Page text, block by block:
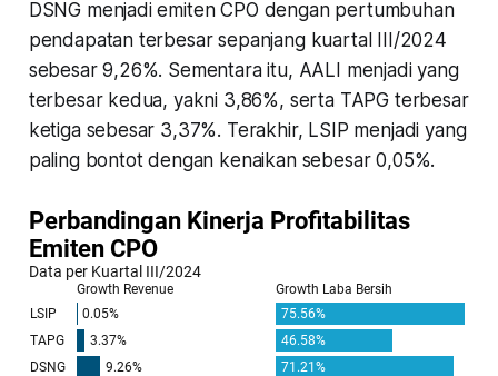
DSNG menjadi emiten CPO dengan pertumbuhan
pendapatan terbesar sepanjang kuartal III/2024
sebesar 9,26%. Sementara itu, AALI menjadi yang
terbesar kedua, yakni 3,86%, serta TAPG terbesar
ketiga sebesar 3,37%. Terakhir, LSIP menjadi yang
paling bontot dengan kenaikan sebesar 0,05%.